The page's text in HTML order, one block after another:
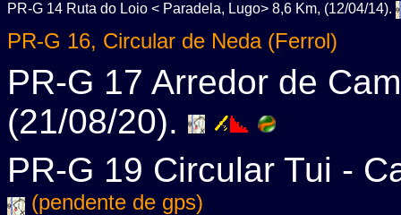
PR-G 14 Ruta do Loio < Paradela, Lugo> 8,6 Km, (12/04/14).
PR-G 16, Circular de Neda (Ferrol)
PR-G 17 Arredor de
(21/08/20).
PR-G 19 Circular Tui -
(pendente de gps)